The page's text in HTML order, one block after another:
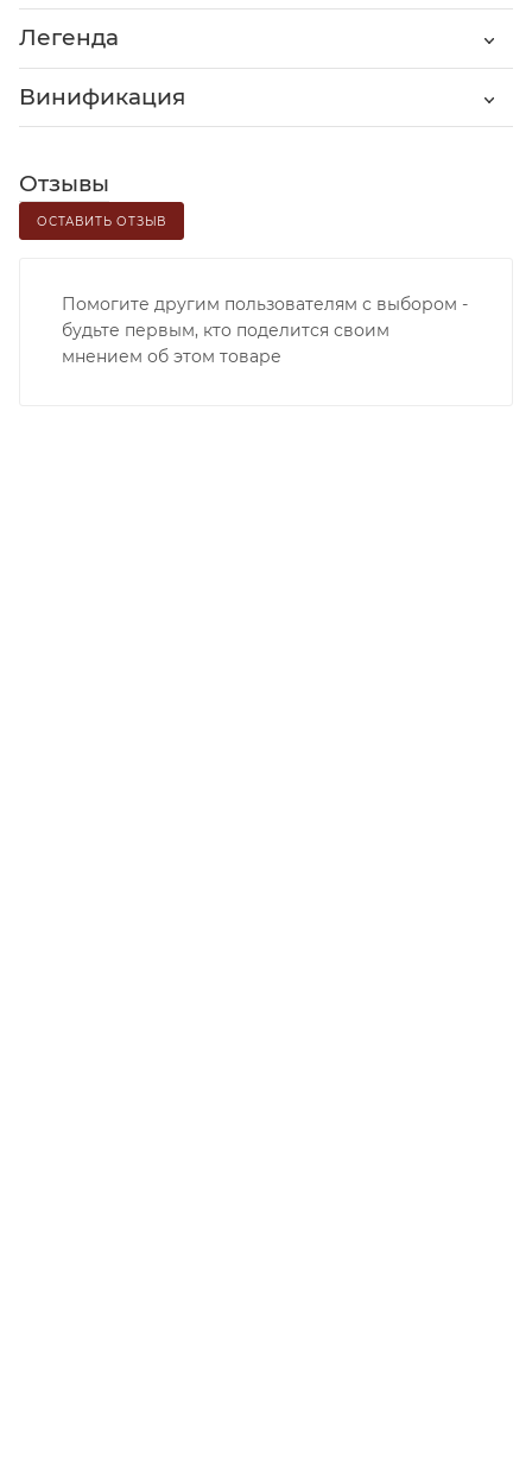
Легенда
Винификация
Отзывы
ОСТАВИТЬ ОТЗЫВ
Помогите другим пользователям с выбором -
будьте первым, кто поделится своим
мнением об этом товаре